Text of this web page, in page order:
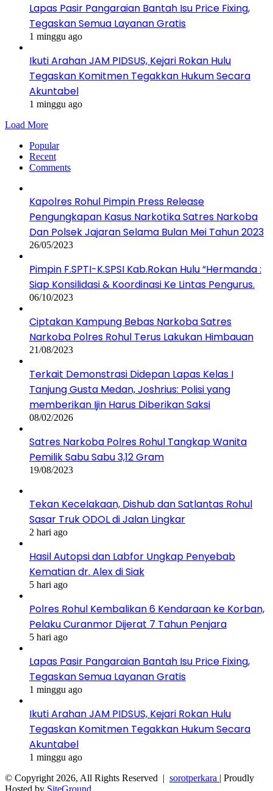
Lapas Pasir Pangaraian Bantah Isu Price Fixing,
Tegaskan Semua Layanan Gratis
1 minggu ago
Ikuti Arahan JAM PIDSUS, Kejari Rokan Hulu
Tegaskan Komitmen Tegakkan Hukum Secara
Akuntabel
1 minggu ago
Load More
Popular
Recent
Comments
Kapolres Rohul Pimpin Press Release
Pengungkapan Kasus Narkotika Satres Narkoba
Dan Polsek Jajaran Selama Bulan Mei Tahun 2023
26/05/2023
Pimpin F.SPTI-K.SPSI Kab.Rokan Hulu “Hermanda :
Siap Konsilidasi & Koordinasi Ke Lintas Pengurus.
06/10/2023
Ciptakan Kampung Bebas Narkoba Satres
Narkoba Polres Rohul Terus Lakukan Himbauan
21/08/2023
Terkait Demonstrasi Didepan Lapas Kelas I
Tanjung Gusta Medan, Joshrius: Polisi yang
memberikan Ijin Harus Diberikan Saksi
08/02/2026
Satres Narkoba Polres Rohul Tangkap Wanita
Pemilik Sabu Sabu 3,12 Gram
19/08/2023
Tekan Kecelakaan, Dishub dan Satlantas Rohul
Sasar Truk ODOL di Jalan Lingkar
2 hari ago
Hasil Autopsi dan Labfor Ungkap Penyebab
Kematian dr. Alex di Siak
5 hari ago
Polres Rohul Kembalikan 6 Kendaraan ke Korban,
Pelaku Curanmor Dijerat 7 Tahun Penjara
5 hari ago
Lapas Pasir Pangaraian Bantah Isu Price Fixing,
Tegaskan Semua Layanan Gratis
1 minggu ago
Ikuti Arahan JAM PIDSUS, Kejari Rokan Hulu
Tegaskan Komitmen Tegakkan Hukum Secara
Akuntabel
1 minggu ago
© Copyright 2026, All Rights Reserved | sorotperkara | Proudly
Hosted by SiteGround